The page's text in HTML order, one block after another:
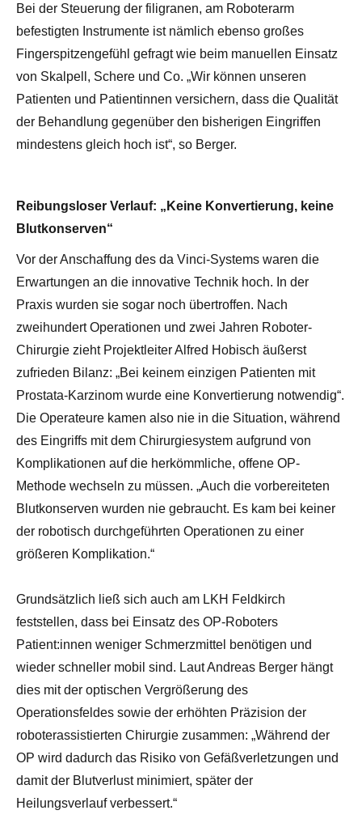
Bei der Steuerung der filigranen, am Roboterarm
befestigten Instrumente ist nämlich ebenso großes
Fingerspitzengefühl gefragt wie beim manuellen Einsatz
von Skalpell, Schere und Co. „Wir können unseren
Patienten und Patientinnen versichern, dass die Qualität
der Behandlung gegenüber den bisherigen Eingriffen
mindestens gleich hoch ist“, so Berger.
Reibungsloser Verlauf: „Keine Konvertierung, keine
Blutkonserven“
Vor der Anschaffung des da Vinci-Systems waren die
Erwartungen an die innovative Technik hoch. In der
Praxis wurden sie sogar noch übertroffen. Nach
zweihundert Operationen und zwei Jahren Roboter-
Chirurgie zieht Projektleiter Alfred Hobisch äußerst
zufrieden Bilanz: „Bei keinem einzigen Patienten mit
Prostata-Karzinom wurde eine Konvertierung notwendig“.
Die Operateure kamen also nie in die Situation, während
des Eingriffs mit dem Chirurgiesystem aufgrund von
Komplikationen auf die herkömmliche, offene OP-
Methode wechseln zu müssen. „Auch die vorbereiteten
Blutkonserven wurden nie gebraucht. Es kam bei keiner
der robotisch durchgeführten Operationen zu einer
größeren Komplikation.“
Grundsätzlich ließ sich auch am LKH Feldkirch
feststellen, dass bei Einsatz des OP-Roboters
Patient:innen weniger Schmerzmittel benötigen und
wieder schneller mobil sind. Laut Andreas Berger hängt
dies mit der optischen Vergrößerung des
Operationsfeldes sowie der erhöhten Präzision der
roboterassistierten Chirurgie zusammen: „Während der
OP wird dadurch das Risiko von Gefäßverletzungen und
damit der Blutverlust minimiert, später der
Heilungsverlauf verbessert.“